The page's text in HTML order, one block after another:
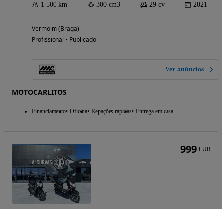
1 500 km 300 cm3 29 cv 2021
Vermoim (Braga)
Profissional • Publicado
Ver anúncios
MOTOCARLITOS
Financiamento Oficina Repações rápidas Entrega em casa
999 EUR